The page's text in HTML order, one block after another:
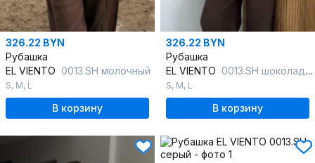
326.22 BYN
Рубашка
EL VIENTO 0013.SH молочный
S, M, L
В корзину
326.22 BYN
Рубашка
EL VIENTO 0013.SH шоколадный
S, M, L
В корзину